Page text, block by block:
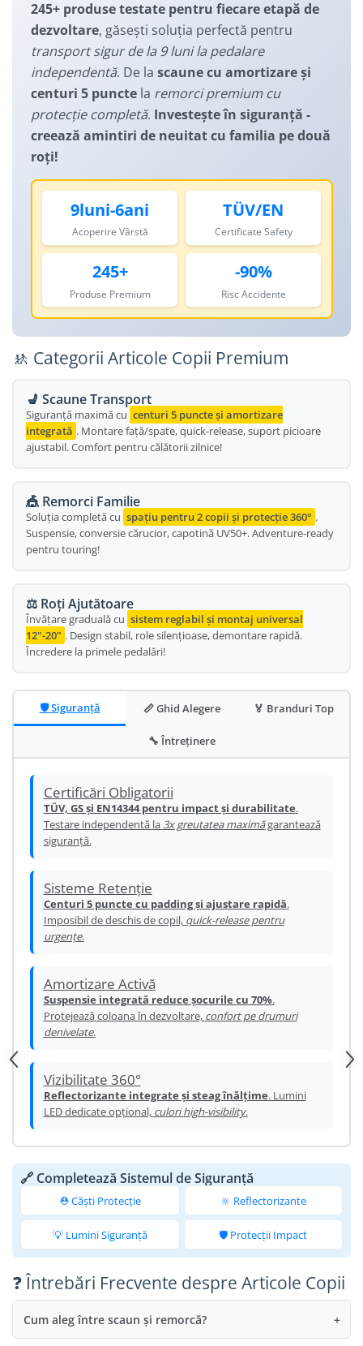
Lumini Spate
Cosuri pentru Biciclete
Ghidoline
Huse Șa
Mansoane
Accesorii Pedale
Borsete si Genti
Protectii Cadru
Antifurturi
Aparatori noroi
Pompe
Sonerie
Roti ajutatoare
Scaune pentru Copii
Transport si Depozitare
Lanturi
Solutii Tubeless
Spacere/Axe Butuci/Rulmenti
Cabluri
Camere de bicicleta
Capete Cablu si Manta
Accesorii Frane Hidraulice
Thru Axle
Placute Frana Disc
Saboti Frana
Roti Spate
Frane V-Brake
Suspensii Spate
Butuci Roata
Pinioane
Schimbator Foi
Manete Schimbator
Etrier frana
Angrenaje
Disc frana
Cuvete
Monobloc
Manusi
Ochelari
245+ produse testate pentru fiecare etapă de
dezvoltare, găsești soluția perfectă pentru
transport sigur de la 9 luni la pedalare
independentă. De la scaune cu amortizare și
centuri 5 punctela remorci premium cu
protecție completă. Investește în siguranță -
creează amintiri de neuitat cu familia pe două
roți!
9luni-6ani
Acoperire Vârstă
TÜV/EN
Certificate Safety
245+
Produse Premium
-90%
Risc Accidente
🚸 Categorii Articole Copii Premium
💺 Scaune Transport
Siguranță maximă cu centuri 5 puncte și amortizare
integrată . Montare față/spate, quick-release, suport picioare
ajustabil. Comfort pentru călătorii zilnice!
🎪 Remorci Familie
Soluția completă cu spațiu pentru 2 copii și protecție 360° .
Suspensie, conversie cărucior, capotină UV50+. Adventure-ready
pentru touring!
⚖️ Roți Ajutătoare
Învățare graduală cu sistem reglabil și montaj universal
12"-20" . Design stabil, role silențioase, demontare rapidă.
Încredere la primele pedalări!
🛡️ Siguranță 📏 Ghid Alegere 🏅 Branduri Top
🔧 Întreținere
Certificări Obligatorii
TÜV, GS și EN14344 pentru impact și durabilitate.
Testare independentă la 3x greutatea maximăgarantează
siguranță.
Sisteme Retenție
Centuri 5 puncte cu padding și ajustare rapidă.
Imposibil de deschis de copil, quick-release pentru
urgențe.
Amortizare Activă
Suspensie integrată reduce șocurile cu 70%.
Protejează coloana în dezvoltare, confort pe drumuri
denivelate.
Vizibilitate 360°
Reflectorizante integrate și steag înălțime. Lumini
LED dedicate opțional, culori high-visibility.
🔗 Completează Sistemul de Siguranță
⛑️ Căști Protecție 🔆 Reflectorizante
💡 Lumini Siguranță 🛡️ Protecții Impact
❓ Întrebări Frecvente despre Articole Copii
Cum aleg între scaun și remorcă? +